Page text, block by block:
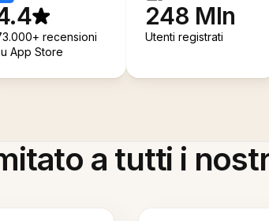
recensioni
App Store
248 Mln
Utenti registrati
a tutti i